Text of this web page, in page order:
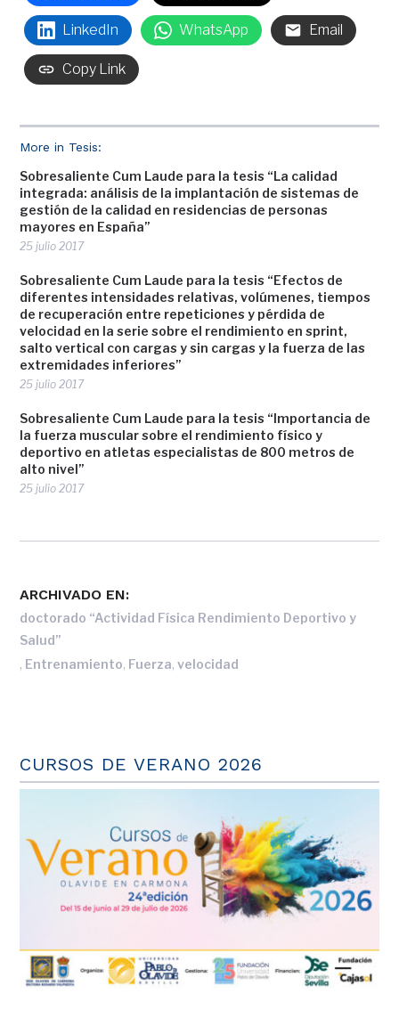
More in Tesis:
Sobresaliente Cum Laude para la tesis “La calidad
integrada: análisis de la implantación de sistemas de
gestión de la calidad en residencias de personas
mayores en España”
25 julio 2017
Sobresaliente Cum Laude para la tesis “Efectos de
diferentes intensidades relativas, volúmenes, tiempos
de recuperación entre repeticiones y pérdida de
velocidad en la serie sobre el rendimiento en sprint,
salto vertical con cargas y sin cargas y la fuerza de las
extremidades inferiores”
25 julio 2017
Sobresaliente Cum Laude para la tesis “Importancia de
la fuerza muscular sobre el rendimiento físico y
deportivo en atletas especialistas de 800 metros de
alto nivel”
25 julio 2017
LinkedIn WhatsApp Email
Copy Link
ARCHIVADO EN:
doctorado “Actividad Física Rendimiento Deportivo y
Salud”
, Entrenamiento, Fuerza,velocidad
CURSOS DE VERANO 2026